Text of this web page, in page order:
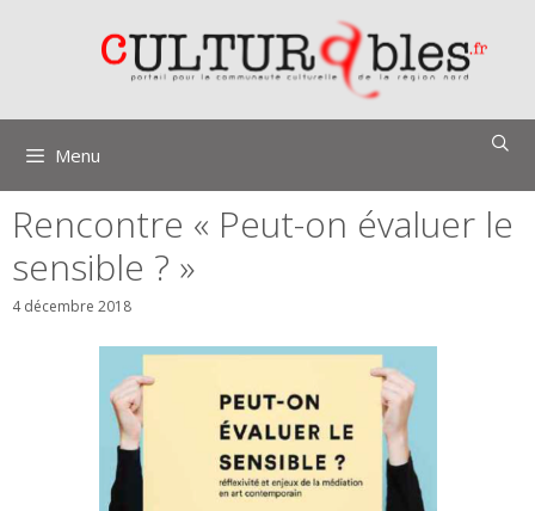
Menu
Rencontre « Peut-on évaluer le
sensible ? »
4 décembre 2018